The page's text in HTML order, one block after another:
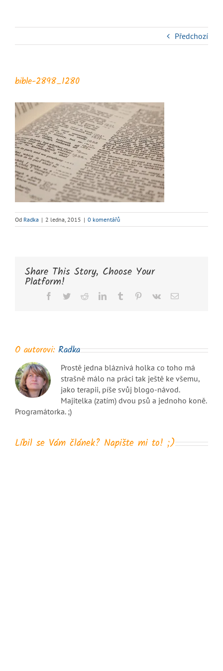
Předchozí
bible-2898_1280
Od Radka | 2 ledna, 2015 | 0 komentářů
Share This Story, Choose Your
Platform!
Facebook
TwitterRedditLinkedInTumblr Pinterest
Vk
E-
O autorovi: Radka
Prostě jedna bláznivá holka co toho má
strašně málo na práci tak ještě ke všemu,
jako terapii, píše svůj blogo-návod.
Majitelka (zatím) dvou psů a jednoho koně.
Programátorka. ;)
Líbil se Vám článek? Napište mi to! ;)